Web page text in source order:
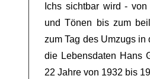
Ichs sichtbar wird -
und Tönen bis zum
zum Tag des Umzugs in
die Lebensdaten Hans
22 Jahre von 1932 bis